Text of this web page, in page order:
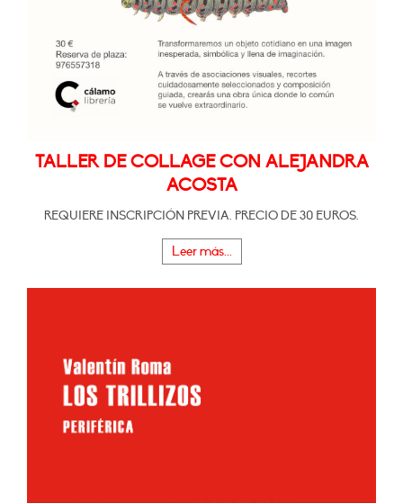
TALLER DE COLLAGE CON ALEJANDRA
ACOSTA
REQUIERE INSCRIPCIÓN PREVIA. PRECIO DE 30 EUROS.
Leer más...